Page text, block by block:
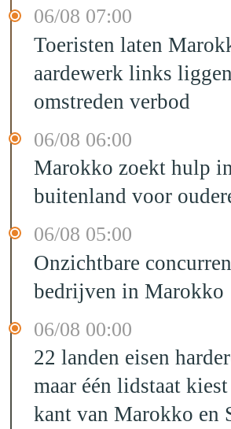
06/08 07:00
Toeristen laten
aardewerk links
omstreden verbod
06/08 06:00
Marokko zoekt hulp
buitenland voor
06/08 05:00
Onzichtbare
bedrijven in Marokko
06/08 00:00
22 landen eisen
maar één lidstaat
kant van Marokko en